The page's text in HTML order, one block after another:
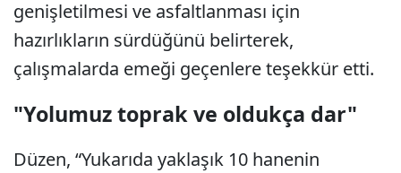
genişletilmesi ve asfaltlanması için
hazırlıkların sürdüğünü belirterek,
çalışmalarda emeği geçenlere teşekkür etti.
"Yolumuz toprak ve oldukça dar"
Düzen, “Yukarıda yaklaşık 10 hanenin